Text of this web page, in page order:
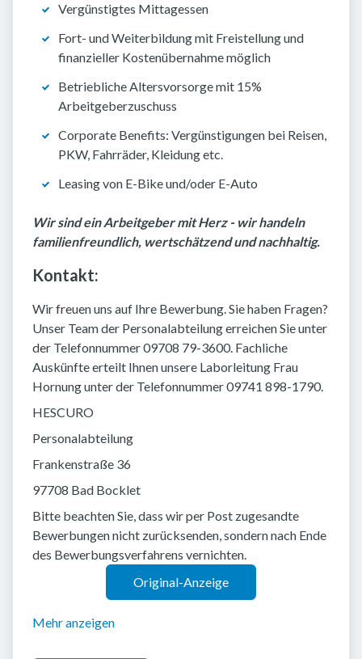
Vergünstigtes Mittagessen
Fort- und Weiterbildung mit Freistellung und
finanzieller Kostenübernahme möglich
Betriebliche Altersvorsorge mit 15%
Arbeitgeberzuschuss
Corporate Benefits: Vergünstigungen bei Reisen,
PKW, Fahrräder, Kleidung etc.
Leasing von E-Bike und/oder E-Auto
Wir sind ein Arbeitgeber mit Herz - wir handeln
familienfreundlich, wertschätzend und nachhaltig.
Kontakt:
Wir freuen uns auf Ihre Bewerbung. Sie haben Fragen?
Unser Team der Personalabteilung erreichen Sie unter
der Telefonnummer 09708 79-3600. Fachliche
Auskünfte erteilt Ihnen unsere Laborleitung Frau
Hornung unter der Telefonnummer 09741 898-1790.
HESCURO
Personalabteilung
Frankenstraße 36
97708 Bad Bocklet
Bitte beachten Sie, dass wir per Post zugesandte
Bewerbungen nicht zurücksenden, sondern nach Ende
des Bewerbungsverfahrens vernichten.
Original-Anzeige
Mehr anzeigen